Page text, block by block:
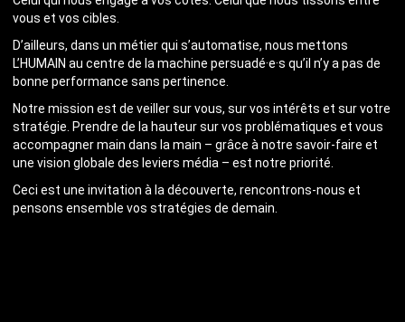
vous et vos cibles.
D’ailleurs, dans un métier qui s’automatise, nous mettons
L’HUMAIN au centre de la machine persuadé·e·s qu’il n’y a pas de
bonne performance sans pertinence.
Notre mission est de veiller sur vous, sur vos intérêts et sur votre
stratégie. Prendre de la hauteur sur vos problématiques et vous
accompagner main dans la main – grâce à notre savoir-faire et
une vision globale des leviers média – est notre priorité.
Ceci est une invitation à la découverte, rencontrons-nous et
pensons ensemble vos stratégies de demain.